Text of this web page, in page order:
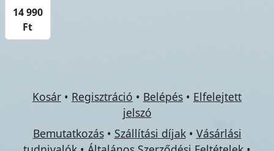
14 990
Ft
Kosár • Regisztráció • Belépés • Elfelejtett
jelszó
Bemutatkozás• Szállítási díjak• Vásárlási